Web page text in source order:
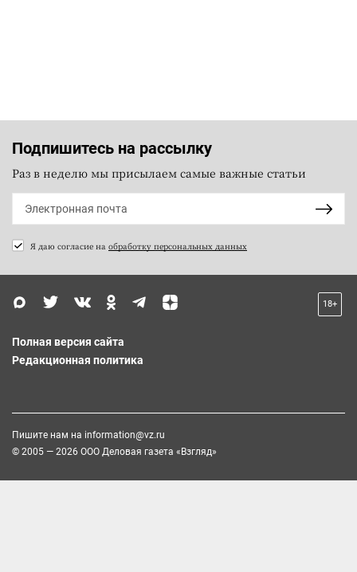
Подпишитесь на рассылку
Раз в неделю мы присылаем самые важные статьи
Я даю согласие на обработку персональных данных
18+
Полная версия сайта
Редакционная политика
Пишите нам на information@vz.ru
© 2005 — 2026 ООО Деловая газета «Взгляд»